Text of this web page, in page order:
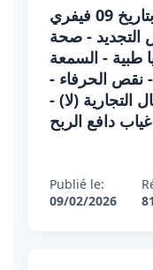
قرار تعقيبي عدد 81475 بتاريخ 09 فيفري
التجديد - صحة
طبية - السمعة
- نقص الحرفاء -
(لا) -
غياب دافع الربح
Publié le:
09/02/2026